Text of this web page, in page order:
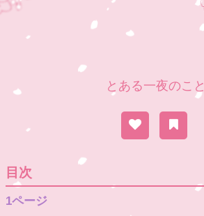
とある一夜のこと
目次
1ページ